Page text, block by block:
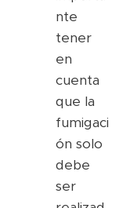
nte
tener
en
cuenta
que la
fumigaci
ón solo
debe
ser